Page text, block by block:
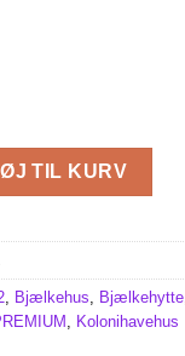
, 44mm antal
TIL KURV
Bjælkehus Bjælkehytte
Kolonihavehus